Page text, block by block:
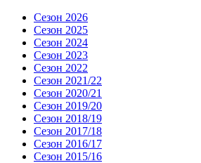
Сезон 2026
Сезон 2025
Сезон 2024
Сезон 2023
Сезон 2022
Сезон 2021/22
Сезон 2020/21
Сезон 2019/20
Сезон 2018/19
Сезон 2017/18
Сезон 2016/17
Сезон 2015/16